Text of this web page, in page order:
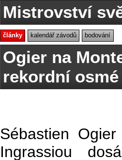
Mistrovství
články kalendář závodů bodování
Ogier na
rekordní
Sébastien
Ingrassiou